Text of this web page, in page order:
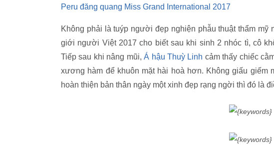
Peru đăng quang Miss Grand International 2017
Không phải là tuýp người đẹp nghiện phẫu thuật thẩm
giới người Việt 2017 cho biết sau khi sinh 2 nhóc tì, cô
Tiếp sau khi nâng mũi,Á hậu Thuỳ Linh cảm thấy chiếc
xương hàm để khuôn mặt hài hoà hơn. Không giấu giếm
hoàn thiện bản thân ngày một xinh đẹp rạng ngời thì đó là